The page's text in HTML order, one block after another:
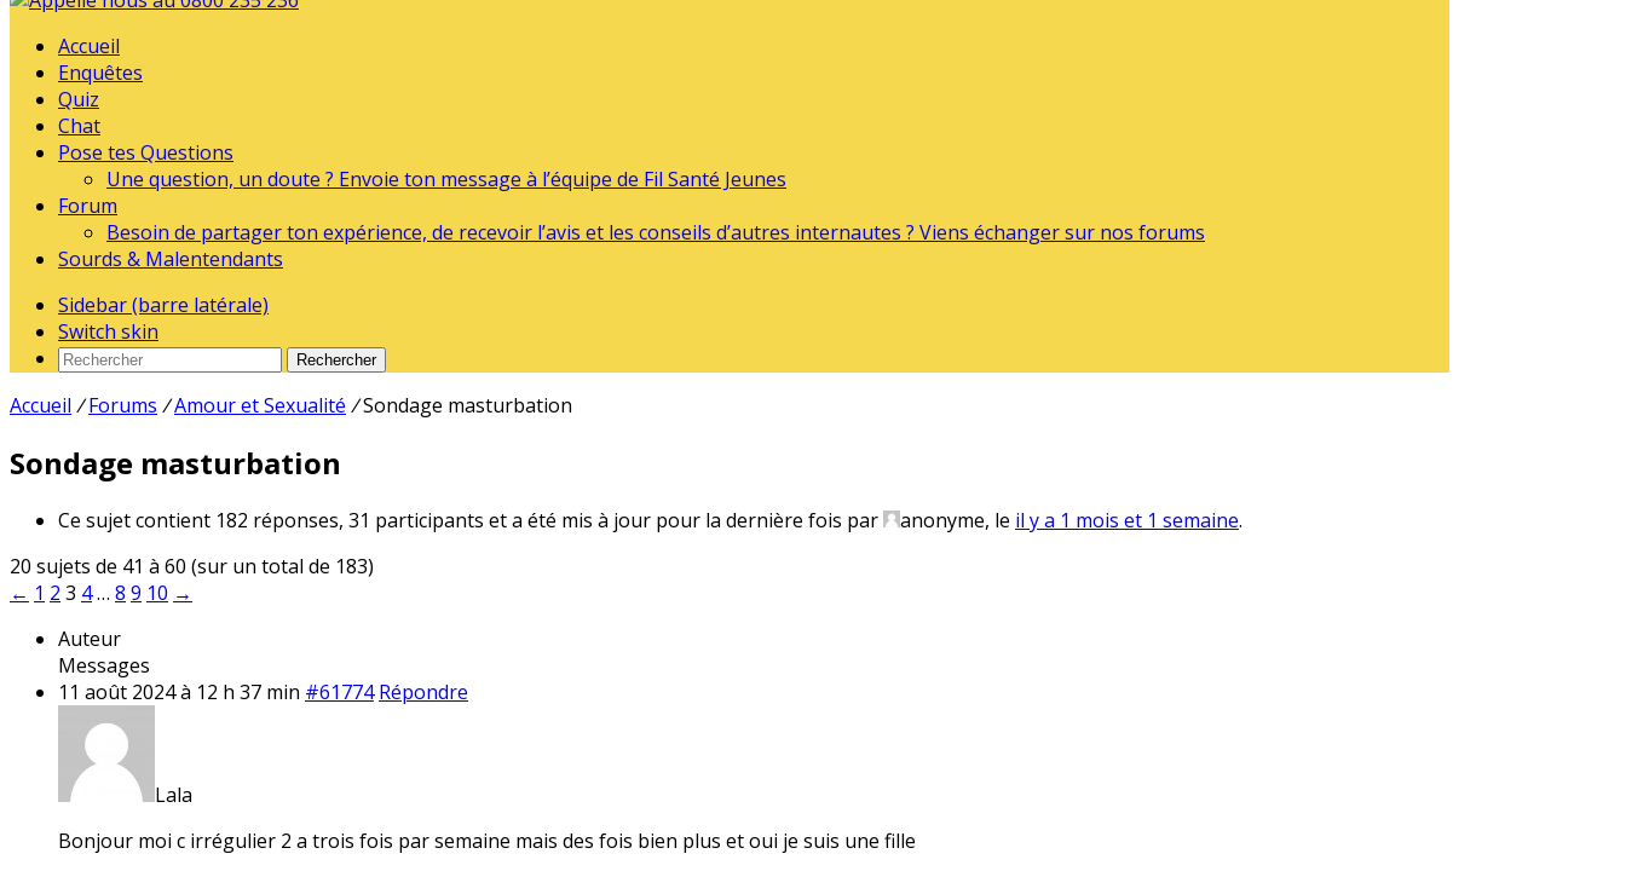
Accueil
Enquêtes
Quiz
Chat
Pose tes Questions
Une question, un doute ? Envoie ton message à l’équipe de Fil Santé Jeunes
Forum
Besoin de partager ton expérience, de recevoir l’avis et les conseils d’autres internautes ? Viens échanger sur nos forums
Sourds & Malentendants
Sidebar (barre latérale)
Switch skin
Rechercher
Accueil / Forums /Amour et Sexualité /Sondage masturbation
Sondage masturbation
Ce sujet contient 182 réponses, 31 participants et a été mis à jour pour la dernière fois par anonyme, le il y a 1 mois et 1 semaine.
20 sujets de 41 à 60 (sur un total de 183)
← 1 2 3 4… 8 9 10 →
Auteur
Messages
11 août 2024 à 12 h 37 min #61774 Répondre
Lala
Bonjour moi c irrégulier 2 a trois fois par semaine mais des fois bien plus et oui je suis une fille